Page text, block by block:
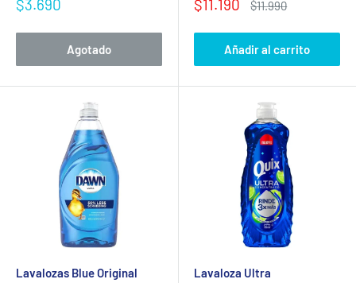
venta
$3.690
Agotado
venta
$11.190
Precio
$11.990
Añadir al carrito
Lavalozas Blue Original
Lavaloza Ultra